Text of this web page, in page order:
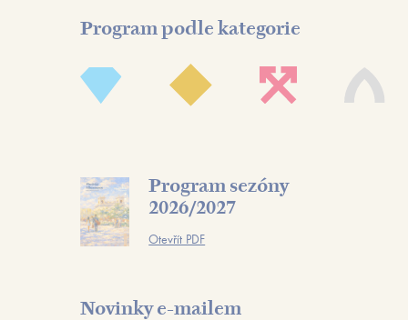
Program podle kategorie
Program sezóny
2026/2027
Otevřít PDF
Novinky e-mailem